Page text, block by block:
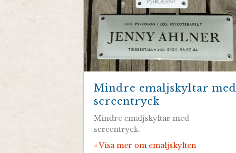
Mindre emaljskyltar med
screentryck
Mindre emaljskyltar med
screentryck.
» Visa mer om emaljskylten